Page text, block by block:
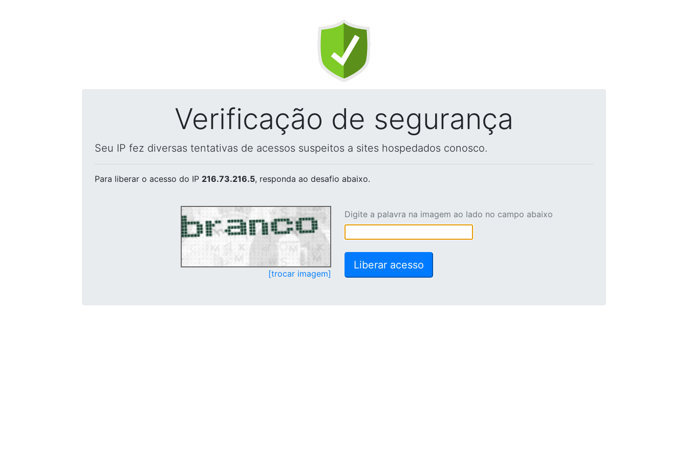
Verificação de segurança
Seu IP fez diversas tentativas de acessos suspeitos a sites hospedados conosco.
Para liberar o acesso do IP 216.73.216.5, responda ao desafio abaixo.
[trocar imagem]
Digite a palavra na imagem ao lado no campo abaixo